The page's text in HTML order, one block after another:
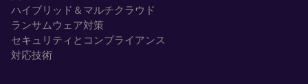
ハイブリッド＆マルチクラウド
ランサムウェア対策
セキュリティとコンプライアンス
対応技術